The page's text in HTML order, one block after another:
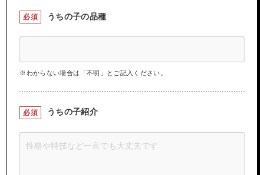
必須 うちの子の品種
※わからない場合は「不明」とご記入ください。
必須 うちの子紹介